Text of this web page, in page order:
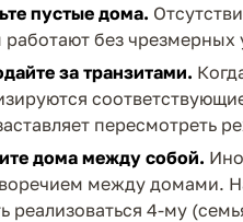
пустые дома.
без чрезмерных
за транзитами.
пересмотреть
дома между собой.
между домами.
реализоваться 4-му